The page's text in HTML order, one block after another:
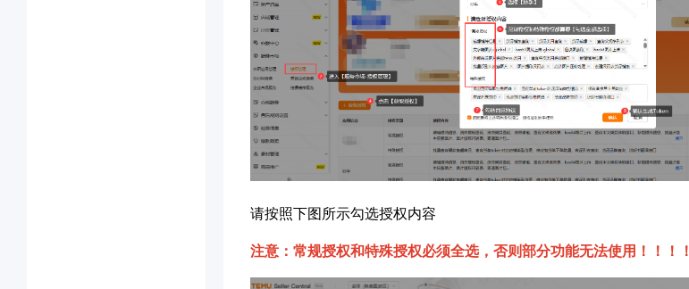
请按照下图所示勾选授权内容
注意：常规授权和特殊授权必须全选，否则部分功能无法使用！！！！